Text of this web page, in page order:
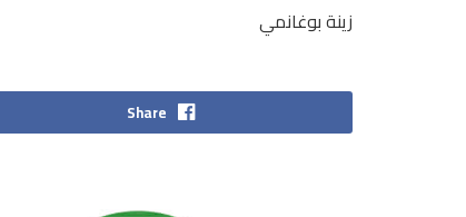
زينة بوغانمي
Share